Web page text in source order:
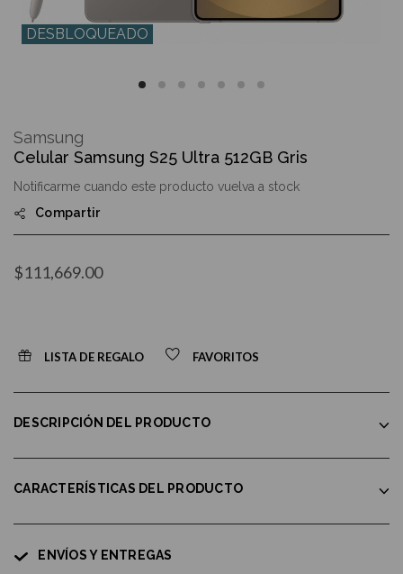
the
beginning
the
images
DESBLOQUEADO
Celular Samsung S25 Ultra 512GB Gris
Compartir
$111,669.00
Notificarme cuando este producto vuelva a stock
LISTA DE REGALO FAVORITOS
Samsung
DESCRIPCIÓN DEL PRODUCTO
CARACTERÍSTICAS DEL PRODUCTO
ENVÍOS Y ENTREGAS